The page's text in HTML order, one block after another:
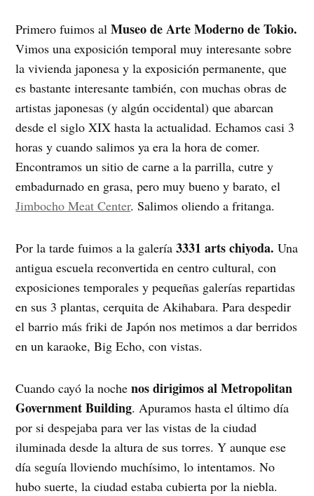
Primero fuimos alMuseo de Arte Moderno de Tokio.
Vimos una exposición temporal muy interesante sobre
la vivienda japonesa y la exposición permanente, que
es bastante interesante también, con muchas obras de
artistas japonesas (y algún occidental) que abarcan
desde el siglo XIX hasta la actualidad. Echamos casi 3
horas y cuando salimos ya era la hora de comer.
Encontramos un sitio de carne a la parrilla, cutre y
embadurnado en grasa, pero muy bueno y barato, el
Jimbocho Meat Center. Salimos oliendo a fritanga.
Por la tarde fuimos a la galería3331 arts chiyoda.Una
antigua escuela reconvertida en centro cultural, con
exposiciones temporales y pequeñas galerías repartidas
en sus 3 plantas, cerquita de Akihabara. Para despedir
el barrio más friki de Japón nos metimos a dar berridos
en un karaoke, Big Echo, con vistas.
Cuando cayó la nochenos dirigimos al Metropolitan
Government Building. Apuramos hasta el último día
por si despejaba para ver las vistas de la ciudad
iluminada desde la altura de sus torres. Y aunque ese
día seguía lloviendo muchísimo, lo intentamos. No
hubo suerte, la ciudad estaba cubierta por la niebla.